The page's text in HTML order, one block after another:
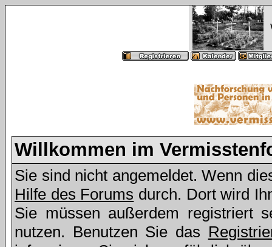
Willkommen im
Sie sind nicht angemeldet. Wenn
Hilfe des Forums durch. Dort wird
Sie müssen außerdem registriert
nutzen. Benutzen Sie das